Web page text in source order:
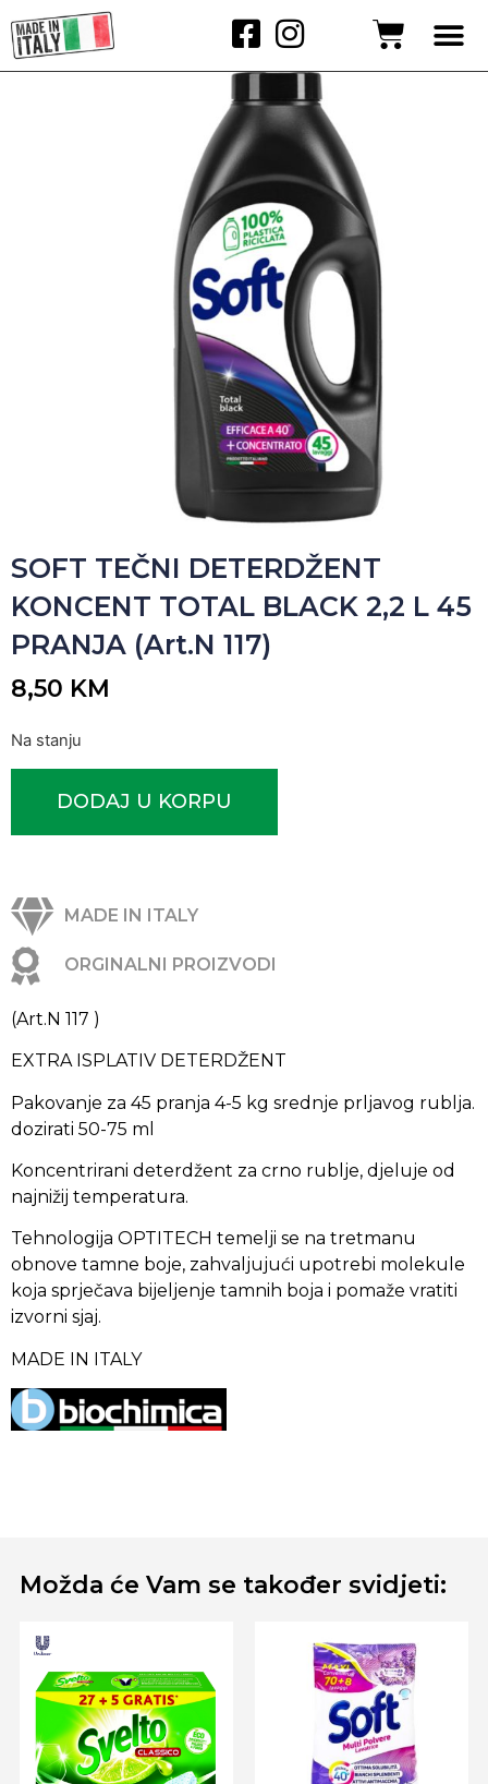
SOFT TEČNI DETERDŽENT
KONCENT TOTAL BLACK 2,2 L 45
PRANJA (Art.N 117)
8,50 KM
Na stanju
DODAJ U KORPU
MADE IN ITALY
ORGINALNI PROIZVODI
(Art.N 117 )
EXTRA ISPLATIV DETERDŽENT
Pakovanje za 45 pranja 4-5 kg srednje prljavog rublja.
dozirati 50-75 ml
Koncentrirani deterdžent za crno rublje, djeluje od
najnižij temperatura.
Tehnologija OPTITECH temelji se na tretmanu
obnove tamne boje, zahvaljujući upotrebi molekule
koja sprječava bijeljenje tamnih boja i pomaže vratiti
izvorni sjaj.
MADE IN ITALY
Možda će Vam se također svidjeti: